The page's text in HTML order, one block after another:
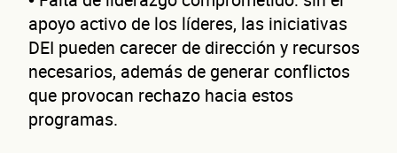
apoyo activo de los líderes, las iniciativas
DEI pueden carecer de dirección y recursos
necesarios, además de generar conflictos
que provocan rechazo hacia estos
programas.